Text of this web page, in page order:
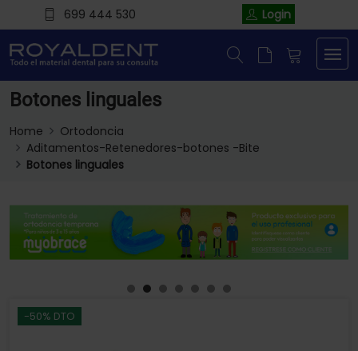
699 444 530 Login
Botones linguales
Home
Ortodoncia
Aditamentos-Retenedores-botones -Bite
Botones linguales
-50% DTO